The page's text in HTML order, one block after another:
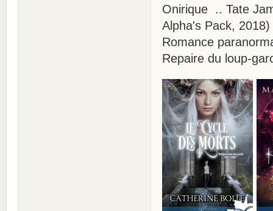
Onirique .. Tate
Alpha's Pack, 2018)
Romance
Repaire du loup-